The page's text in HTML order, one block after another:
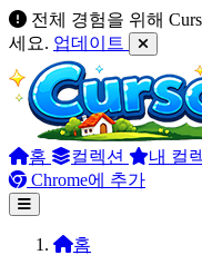
전체 경험을 위해
세요. 업데이트
홈 컬렉션 내 컬
Chrome에 추가
홈